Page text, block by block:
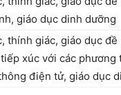
giáo dục dinh dưỡng
thính giác, giáo dục
xúc với các phương
điện tử, giáo dục